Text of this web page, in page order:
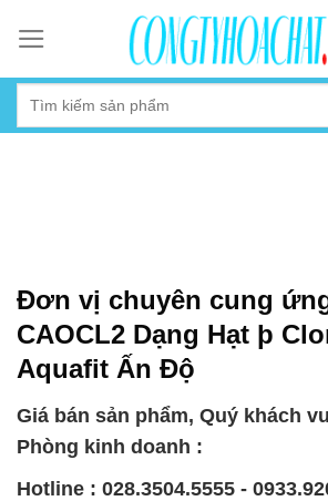
content
Đơn vị chuyên cung
CAOCL2 Dạng Hạt þ
Aquafit Ấn Độ
Giá bán sản phẩm, Quý khách
Phòng kinh doanh :
Hotline : 028.3504.5555 -